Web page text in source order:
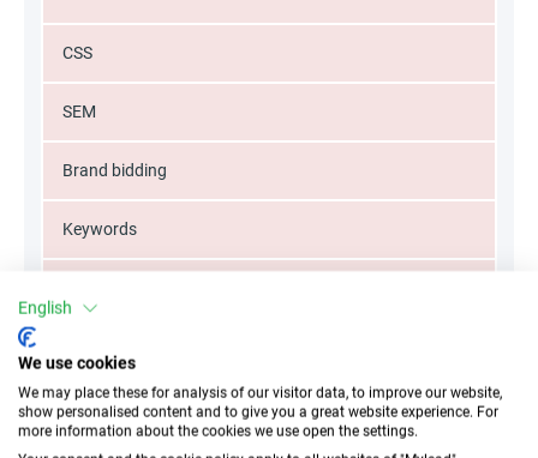
CSS
SEM
Brand bidding
Keywords
Mailing
English
We use cookies
We may place these for analysis of our visitor data, to improve our website,
show personalised content and to give you a great website experience. For
more information about the cookies we use open the settings.